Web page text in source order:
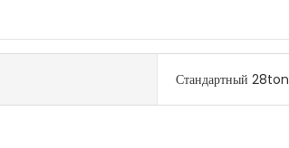
Стандартный 28ton